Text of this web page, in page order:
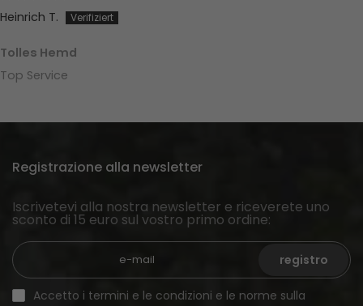
Heinrich T.
Tolles Hemd
Top Service
Registrazione alla newsletter
Iscrivetevi alla nostra newsletter e riceverete uno
sconto di 15 euro sul vostro primo ordine:
registro
Accetto i termini e le condizioni e le norme sulla